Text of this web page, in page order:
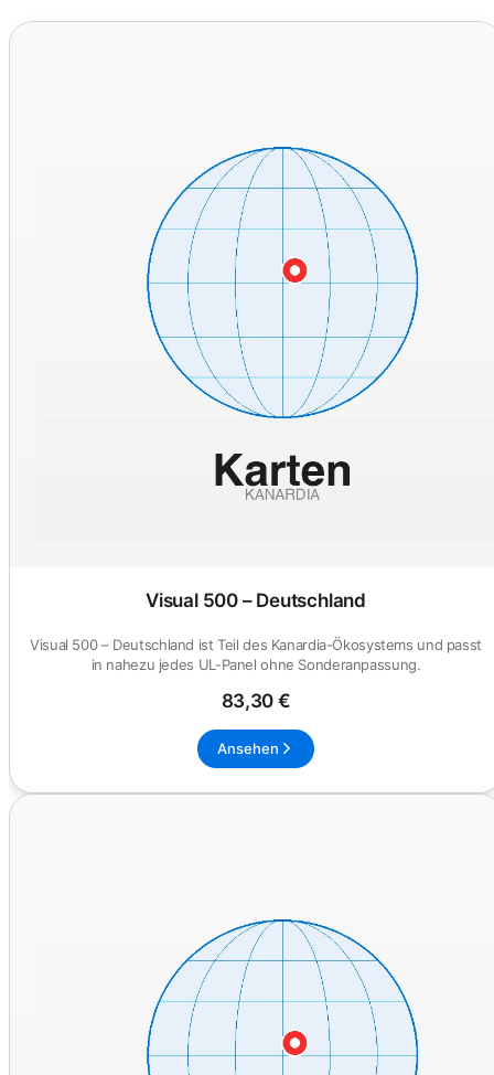
Visual 500 – Deutschland
Visual 500 – Deutschland ist Teil des Kanardia-Ökosystems und passt
in nahezu jedes UL-Panel ohne Sonderanpassung.
83,30 €
Ansehen